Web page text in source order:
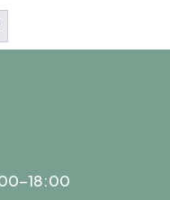
18:00